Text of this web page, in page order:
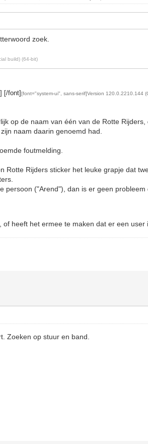
zoek.
build) (64-bit)
[/font][font="system-ui", sans-serif]Version 120.0.2210.144
op de naam van één van de Rotte Rijders,
naam daarin genoemd had.
foutmelding.
Rotte Rijders sticker het leuke grapje dat
persoon ("Arend"), dan is er geen probleem
heeft het ermee te maken dat er een
Zoeken op stuur en band.